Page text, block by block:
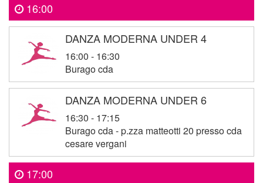
16:00
DANZA MODERNA UNDER 4
16:00 - 16:30
Burago cda
DANZA MODERNA UNDER 6
16:30 - 17:15
Burago cda - p.zza matteotti 20 presso cda
cesare vergani
17:00